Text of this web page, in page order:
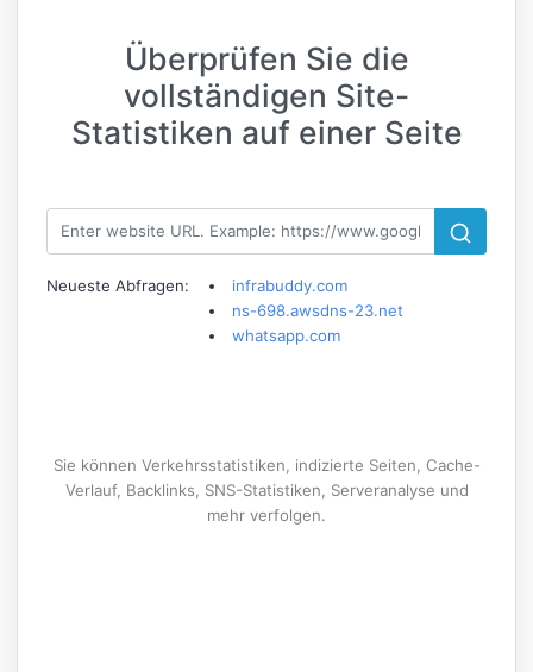
Überprüfen Sie die
vollständigen Site-
Statistiken auf einer Seite
Neueste Abfragen:
infrabuddy.com
ns-698.awsdns-23.net
whatsapp.com
Sie können Verkehrsstatistiken, indizierte Seiten, Cache-
Verlauf, Backlinks, SNS-Statistiken, Serveranalyse und
mehr verfolgen.